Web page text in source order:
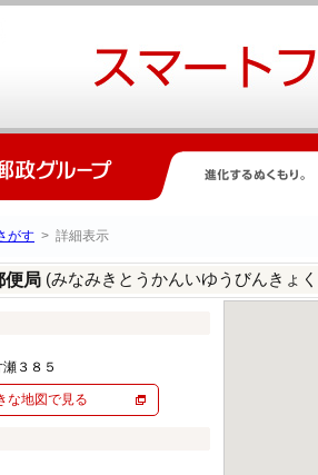
がす > 詳細表示
便局 (みなみきとうかんいゆうびんきょ
３８５
な地図で見る